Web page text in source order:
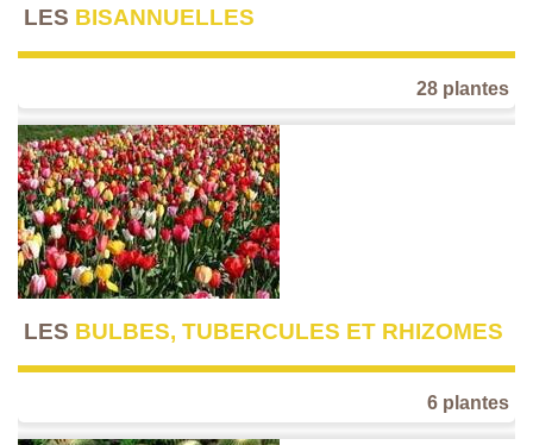
LES BISANNUELLES
28 plantes
LES BULBES, TUBERCULES ET RHIZOMES
6 plantes